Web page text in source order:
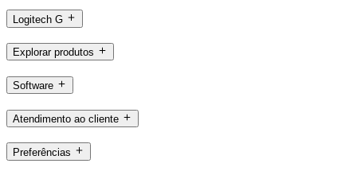
Logitech G
Explorar produtos
Software
Atendimento ao cliente
Preferências